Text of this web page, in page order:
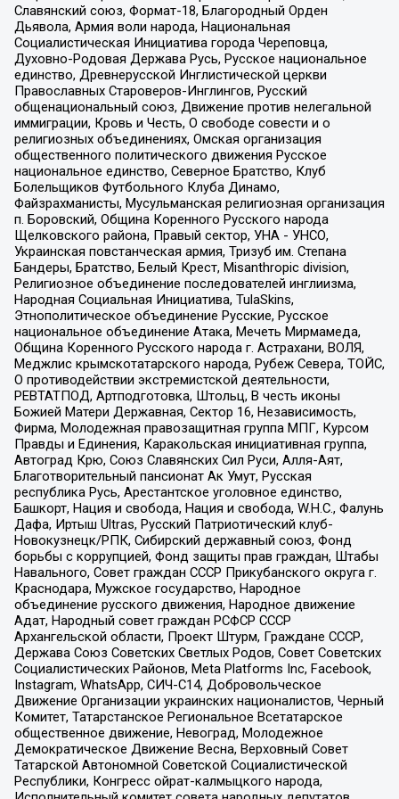
Славянский союз, Формат-18, Благородный Орден
Дьявола, Армия воли народа, Национальная
Социалистическая Инициатива города Череповца,
Духовно-Родовая Держава Русь, Русское национальное
единство, Древнерусской Инглистической церкви
Православных Староверов-Инглингов, Русский
общенациональный союз, Движение против нелегальной
иммиграции, Кровь и Честь, О свободе совести и о
религиозных объединениях, Омская организация
общественного политического движения Русское
национальное единство, Северное Братство, Клуб
Болельщиков Футбольного Клуба Динамо,
Файзрахманисты, Мусульманская религиозная организация
п. Боровский, Община Коренного Русского народа
Щелковского района, Правый сектор, УНА - УНСО,
Украинская повстанческая армия, Тризуб им. Степана
Бандеры, Братство, Белый Крест, Misanthropic division,
Религиозное объединение последователей инглиизма,
Народная Социальная Инициатива, TulaSkins,
Этнополитическое объединение Русские, Русское
национальное объединение Атака, Мечеть Мирмамеда,
Община Коренного Русского народа г. Астрахани, ВОЛЯ,
Меджлис крымскотатарского народа, Рубеж Севера, ТОЙС,
О противодействии экстремистской деятельности,
РЕВТАТПОД, Артподготовка, Штольц, В честь иконы
Божией Матери Державная, Сектор 16, Независимость,
Фирма, Молодежная правозащитная группа МПГ, Курсом
Правды и Единения, Каракольская инициативная группа,
Автоград Крю, Союз Славянских Сил Руси, Алля-Аят,
Благотворительный пансионат Ак Умут, Русская
республика Русь, Арестантское уголовное единство,
Башкорт, Нация и свобода, Нация и свобода, W.H.С., Фалунь
Дафа, Иртыш Ultras, Русский Патриотический клуб-
Новокузнецк/РПК, Сибирский державный союз, Фонд
борьбы с коррупцией, Фонд защиты прав граждан, Штабы
Навального, Совет граждан СССР Прикубанского округа г.
Краснодара, Мужское государство, Народное
объединение русского движения, Народное движение
Адат, Народный совет граждан РСФСР СССР
Архангельской области, Проект Штурм, Граждане СССР,
Держава Союз Советских Светлых Родов, Совет Советских
Социалистических Районов, Meta Platforms Inc, Facebook,
Instagram, WhatsApp, СИЧ-С14, Добровольческое
Движение Организации украинских националистов, Черный
Комитет, Татарстанское Региональное Всетатарское
общественное движение, Невоград, Молодежное
Демократическое Движение Весна, Верховный Совет
Татарской Автономной Советской Социалистической
Республики, Конгресс ойрат-калмыцкого народа,